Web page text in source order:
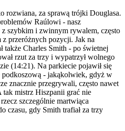
rozwiana, za sprawą trójki Douglasa.
Raúlowi - nasz
z szybkim i zwinnym rywalem, często
przeróżnych pozycji. Jak na
także Charles Smith - po świetnej
rzut za trzy i wypatrzył wolnego
(14:21). Na parkiecie pojawił się
podkoszową - jakąkolwiek, gdyż w
znacznie przegrywali, często nawet
mistrz Hiszpanii grać nie
szczególnie martwiąca
czasu, gdy Smith trafiał za trzy